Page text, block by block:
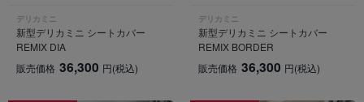
デリカミニ
新型デリカミニ シートカバー
REMIX DIA
販売価格 36,300 円(税込)
デリカミニ
新型デリカミニ シートカバー
REMIX BORDER
販売価格 36,300 円(税込)